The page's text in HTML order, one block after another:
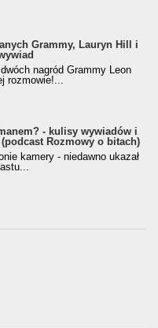
Grammy, Lauryn Hill i
nagród Grammy Leon
rozmowie!...
- kulisy wywiadów i
Rozmowy o bitach)
kamery - niedawno ukazał